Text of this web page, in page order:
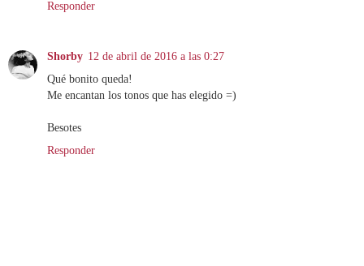
Responder
Shorby 12 de abril de 2016 a las 0:27
Qué bonito queda!
Me encantan los tonos que has elegido =)
Besotes
Responder